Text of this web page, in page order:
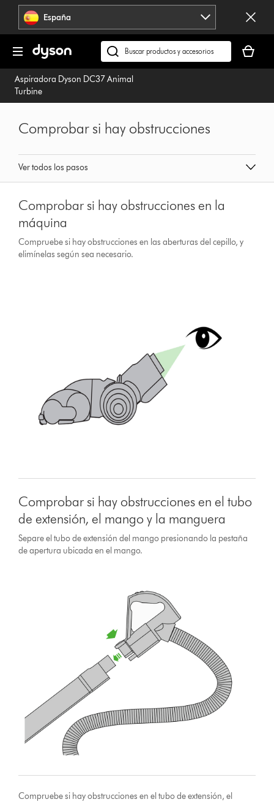
Omitir
navegación España
Buscar
en
dyson.es
cesta
está
Aspiradora Dyson DC37 Animal
Turbine
Ver todos los pasos
Comprobar si hay obstrucciones
Comprobar si hay obstrucciones en la
máquina
Compruebe si hay obstrucciones en las aberturas del cepillo, y
elimínelas según sea necesario.
Comprobar si hay obstrucciones en el tubo
de extensión, el mango y la manguera
Separe el tubo de extensión del mango presionando la pestaña
de apertura ubicada en el mango.
Compruebe si hay obstrucciones en el tubo de extensión, el